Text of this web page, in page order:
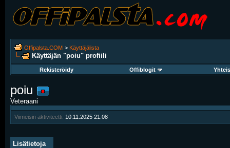
Offipalsta.COM > Käyttäjälista
Käyttäjän "poiu" profiili
Rekisteröidy Offiblogit
poiu
Veteraani
Viimeisin aktiviteetti: 10.11.2025 21:08
Lisätietoja